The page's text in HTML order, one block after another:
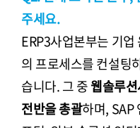
주세요.
ERP3사업본부는 기업
의 프로세스를 컨설팅
습니다. 그 중웹솔루
전반을 총괄하며, SAP